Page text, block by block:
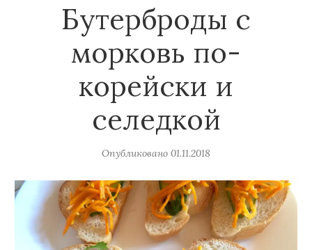
Бутерброды с
морковь по-
корейски и
селедкой
Опубликовано 01.11.2018